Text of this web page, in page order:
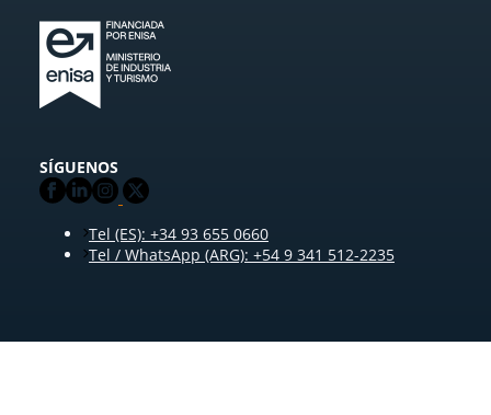
SÍGUENOS
Tel (ES): +34 93 655 0660
Tel / WhatsApp (ARG): +54 9 341 512-2235